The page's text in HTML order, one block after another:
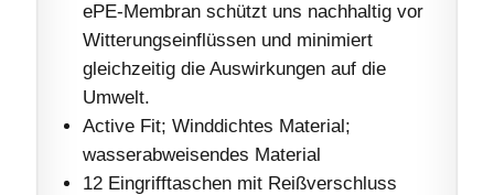
ePE-Membran schützt uns nachhaltig vor
Witterungseinflüssen und minimiert
gleichzeitig die Auswirkungen auf die
Umwelt.
Active Fit; Winddichtes Material;
wasserabweisendes Material
12 Eingrifftaschen mit Reißverschluss